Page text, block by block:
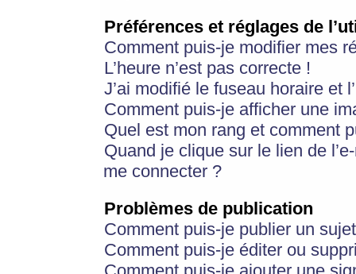
Préférences et réglages de
Comment puis-je modifier mes
L’heure n’est pas correcte !
J’ai modifié le fuseau horaire et
Comment puis-je afficher une
Quel est mon rang et comment
Quand je clique sur le lien de
me connecter ?
Problèmes de publication
Comment puis-je publier un
Comment puis-je éditer ou